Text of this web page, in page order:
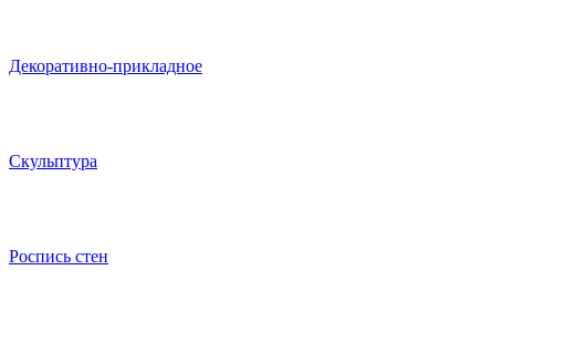
Декоративно-прикладное
Скульптура
Роспись стен